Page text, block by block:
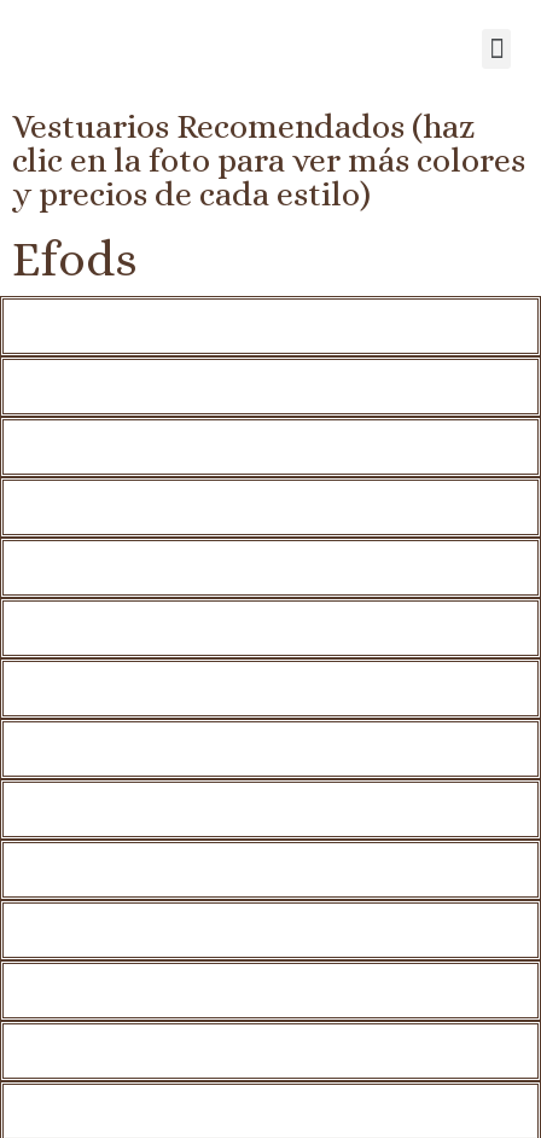
Vestuarios Recomendados (haz
clic en la foto para ver más colores
y precios de cada estilo)
Efods